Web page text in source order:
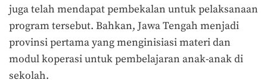
juga telah mendapat pembekalan untuk pelaksanaan
program tersebut. Bahkan, Jawa Tengah menjadi
provinsi pertama yang menginisiasi materi dan
modul koperasi untuk pembelajaran anak-anak di
sekolah.